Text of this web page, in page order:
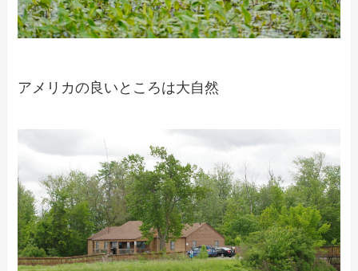
アメリカの良いところは大自然